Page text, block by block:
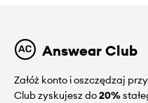
Answear Club
Załóż konto i oszczędzaj
Club zyskujesz do20%